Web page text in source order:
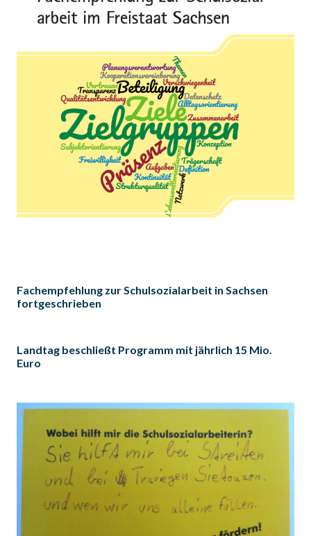
Fachempfehlung zur Schulsozialarbeit in Sachsen
fortgeschrieben
Landtag beschließt Programm mit jährlich 15 Mio.
Euro